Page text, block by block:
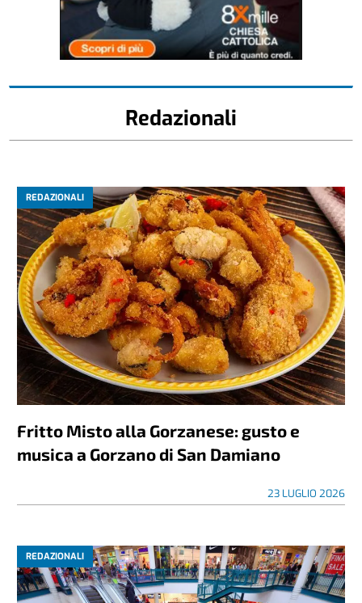
Redazionali
REDAZIONALI
Fritto Misto alla Gorzanese: gusto e
musica a Gorzano di San Damiano
23 LUGLIO 2026
REDAZIONALI